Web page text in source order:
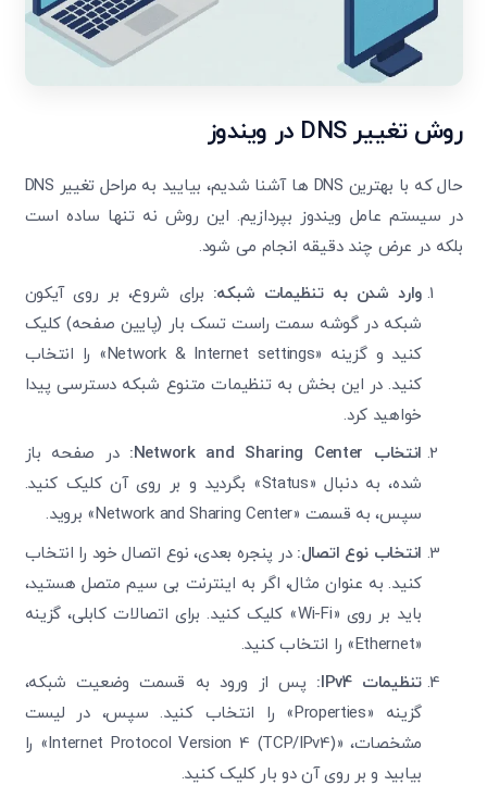
روش تغییرDNS در ویندوز
حال که با بهترین DNS ها آشنا شدیم، بیایید به مراحل تغییر DNS
در سیستم عامل ویندوز بپردازیم. این روش نه‌ تنها ساده است
بلکه در عرض چند دقیقه انجام می ‌شود.
وارد شدن به تنظیمات شبکه: برای شروع، بر روی آیکون
شبکه در گوشه سمت راست تسک بار (پایین صفحه) کلیک
کنید و گزینه «Network & Internet settings» را انتخاب
کنید. در این بخش به تنظیمات متنوع شبکه دسترسی پیدا
خواهید کرد.
انتخاب Network and Sharing Center
: در صفحه باز
شده، به دنبال «Status» بگردید و بر روی آن کلیک کنید.
سپس، به قسمت «Network and Sharing Center» بروید.
انتخاب نوع اتصال: در پنجره بعدی، نوع اتصال خود را انتخاب
کنید. به عنوان مثال، اگر به اینترنت بی‌ سیم متصل هستید،
باید بر روی «Wi-Fi» کلیک کنید. برای اتصالات کابلی، گزینه
«Ethernet» را انتخاب کنید.
تنظیماتIPv4
: پس از ورود به قسمت وضعیت شبکه،
گزینه «Properties» را انتخاب کنید. سپس، در لیست
مشخصات، «Internet Protocol Version 4 (TCP/IPv4)» را
بیابید و بر روی آن دو بار کلیک کنید.